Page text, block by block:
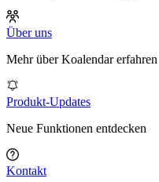
Über uns
Mehr über Koalendar erfahren
Produkt-Updates
Neue Funktionen entdecken
Kontakt